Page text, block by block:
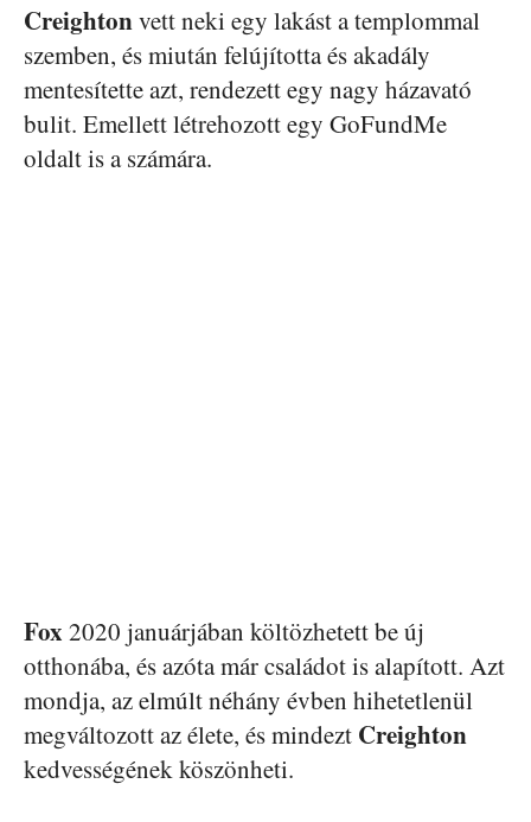
Creightonvett neki egy lakást a templommal
szemben, és miután felújította és akadály
mentesítette azt, rendezett egy nagy házavató
bulit. Emellett létrehozott egy GoFundMe
oldalt is a számára.
Fox 2020 januárjában költözhetett be új
otthonába, és azóta már családot is alapított. Azt
mondja, az elmúlt néhány évben hihetetlenül
megváltozott az élete, és mindezt Creighton
kedvességének köszönheti.